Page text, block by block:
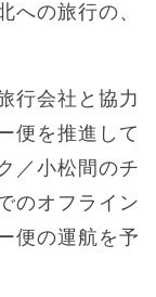
への旅行の、
行会社と協力
便を推進して
／小松間のチ
のオフライン
便の運航を予